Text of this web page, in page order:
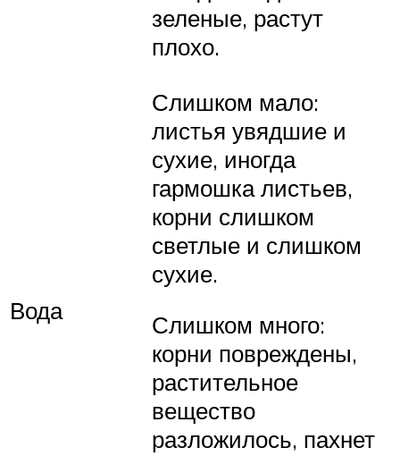
зеленые, растут
плохо.
Вода
Слишком мало:
листья увядшие и
сухие, иногда
гармошка листьев,
корни слишком
светлые и слишком
сухие.
Слишком много:
корни повреждены,
растительное
вещество
разложилось, пахнет